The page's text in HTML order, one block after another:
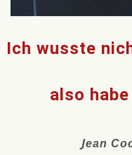
Ich wusste
also
Jean